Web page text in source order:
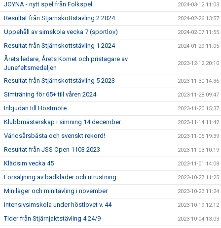
JOYNA - nytt spel från Folkspel 2024-03-12 11:03
Resultat från Stjärnskottstävling 2 2024 2024-02-26 13:57
Uppehåll av simskola vecka 7 (sportlov) 2024-02-07 11:55
Resultat från Stjärnskottstävling 1 2024 2024-01-29 11:05
Årets ledare, Årets Komet och pristagare av
Junefeltsmedaljen
2023-12-12 20:10
Resultat från Stjärnskottstävling 5 2023 2023-11-30 14:36
Simträning för 65+ till våren 2024 2023-11-28 09:47
Inbjudan till Höstmöte 2023-11-20 15:37
Klubbmästerskap i simning 14 december 2023-11-14 11:42
Världsårsbästa och svenskt rekord! 2023-11-05 19:39
Resultat från JSS Open 1103 2023 2023-11-03 10:19
Klädsim vecka 45 2023-11-01 14:08
Försäljning av badkläder och utrustning 2023-10-27 11:25
Miniläger och minitävling i november 2023-10-23 11:24
Intensivsimskola under höstlovet v. 44 2023-10-19 12:12
Tider från Stjärnjaktstävling 4 24/9 2023-10-04 13:03